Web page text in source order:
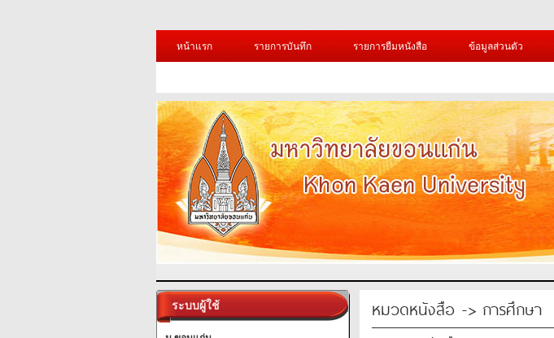
หน้าแรก
รายการบันทึก รายการยืมหนังสือ ข้อมูลส่วนตัว
ระบบผู้ใช้ หมวดหนังสือ -> การศึกษา